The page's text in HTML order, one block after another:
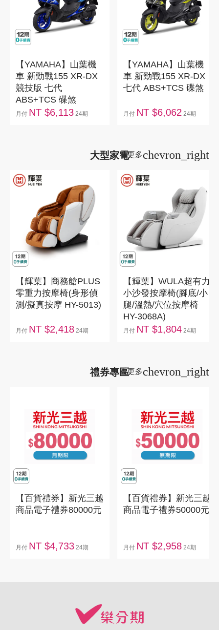
【YAMAHA】山葉機
車 新勁戰155 XR-DX
競技版 七代
ABS+TCS 碟煞
月付 NT $6,113 24期
【YAMAHA】山葉機
車 新勁戰155 XR-DX
七代 ABS+TCS 碟煞
月付 NT $6,062 24期
大型家電看更多chevron_right
【輝葉】商務艙PLUS
零重力按摩椅(身形偵
測/擬真按摩 HY-5013)
月付 NT $2,418 24期
【輝葉】WULA超有力
小沙發按摩椅(腳底/小
腿/溫熱/穴位按摩椅
HY-3068A)
月付 NT $1,804 24期
禮券專區看更多chevron_right
【百貨禮券】新光三越
商品電子禮券80000元
月付 NT $4,733 24期
【百貨禮券】新光三越
商品電子禮券50000元
月付 NT $2,958 24期